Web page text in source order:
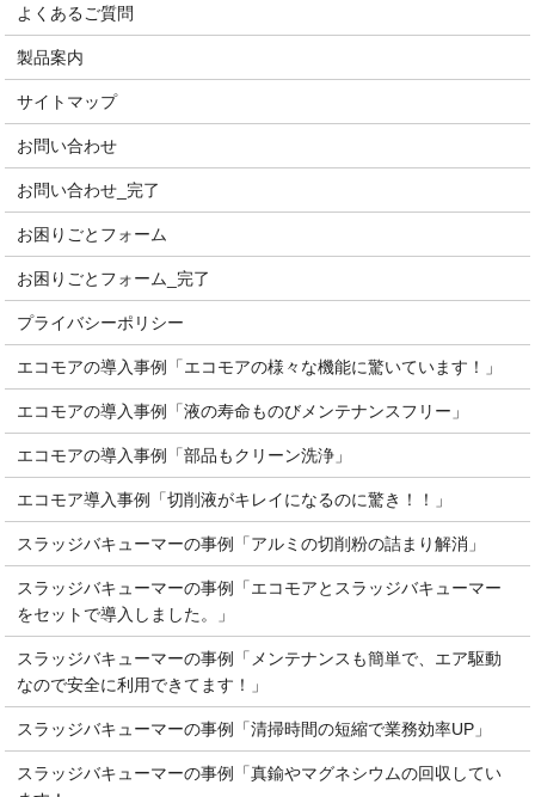
よくあるご質問
製品案内
サイトマップ
お問い合わせ
お問い合わせ_完了
お困りごとフォーム
お困りごとフォーム_完了
プライバシーポリシー
エコモアの導入事例「エコモアの様々な機能に驚いています！」
エコモアの導入事例「液の寿命ものびメンテナンスフリー」
エコモアの導入事例「部品もクリーン洗浄」
エコモア導入事例「切削液がキレイになるのに驚き！！」
スラッジバキューマーの事例「アルミの切削粉の詰まり解消」
スラッジバキューマーの事例「エコモアとスラッジバキューマー
をセットで導入しました。」
スラッジバキューマーの事例「メンテナンスも簡単で、エア駆動
なので安全に利用できてます！」
スラッジバキューマーの事例「清掃時間の短縮で業務効率UP」
スラッジバキューマーの事例「真鍮やマグネシウムの回収してい